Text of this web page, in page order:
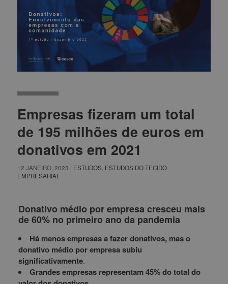
Empresas fizeram um total
de 195 milhões de euros em
donativos em 2021
12 JANEIRO, 2023 ESTUDOS ESTUDOS DO TECIDO
EMPRESARIAL
Donativo médio por empresa cresceu mais
de 60% no primeiro ano da pandemia
Há menos empresas a fazer donativos, mas o
donativo médio por empresa subiu
significativamente.
Grandes empresas representam 45% do total do